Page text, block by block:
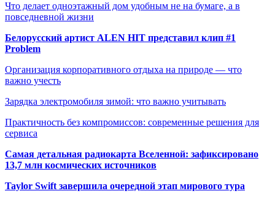
Что делает одноэтажный дом удобным не на бумаге, а в
повседневной жизни
Белорусский артист ALEN HIT представил клип #1
Problem
Организация корпоративного отдыха на природе — что
важно учесть
Зарядка электромобиля зимой: что важно учитывать
Практичность без компромиссов: современные решения для
сервиса
Самая детальная радиокарта Вселенной: зафиксировано
13,7 млн космических источников
Taylor Swift завершила очередной этап мирового тура